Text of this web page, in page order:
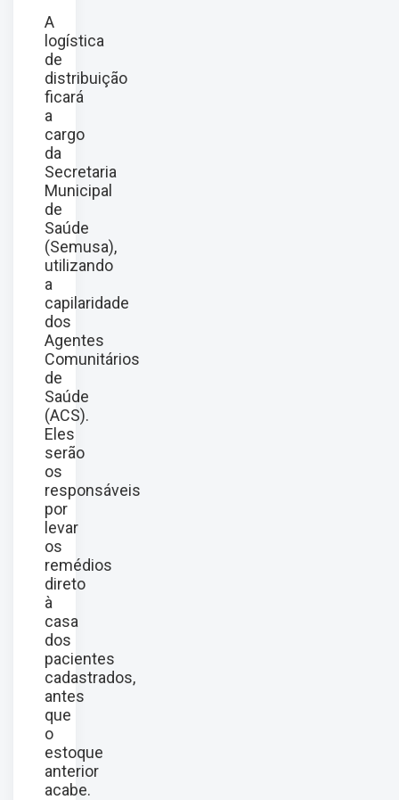
A
logística
de
distribuição
ficará
a
cargo
da
Secretaria
Municipal
de
Saúde
(Semusa),
utilizando
a
capilaridade
dos
Agentes
Comunitários
de
Saúde
(ACS).
Eles
serão
os
responsáveis
por
levar
os
remédios
direto
à
casa
dos
pacientes
cadastrados,
antes
que
o
estoque
anterior
acabe.